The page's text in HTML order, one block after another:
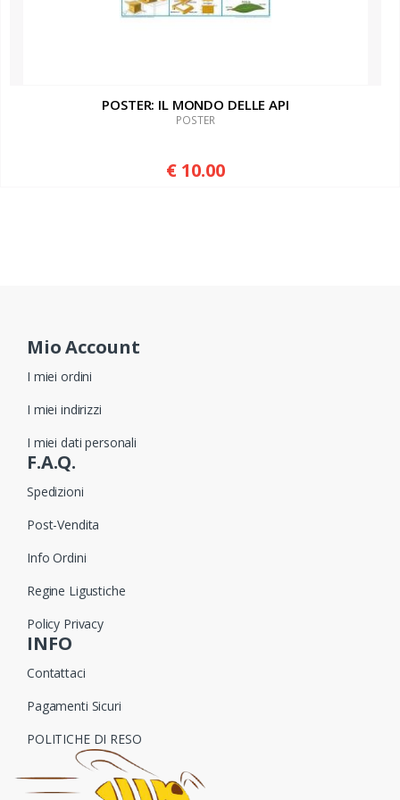
POSTER: IL MONDO DELLE API
POSTER
€ 10.00
Mio Account
I miei ordini
I miei indirizzi
I miei dati personali
F.A.Q.
Spedizioni
Post-Vendita
Info Ordini
Regine Ligustiche
Policy Privacy
INFO
Contattaci
Pagamenti Sicuri
POLITICHE DI RESO